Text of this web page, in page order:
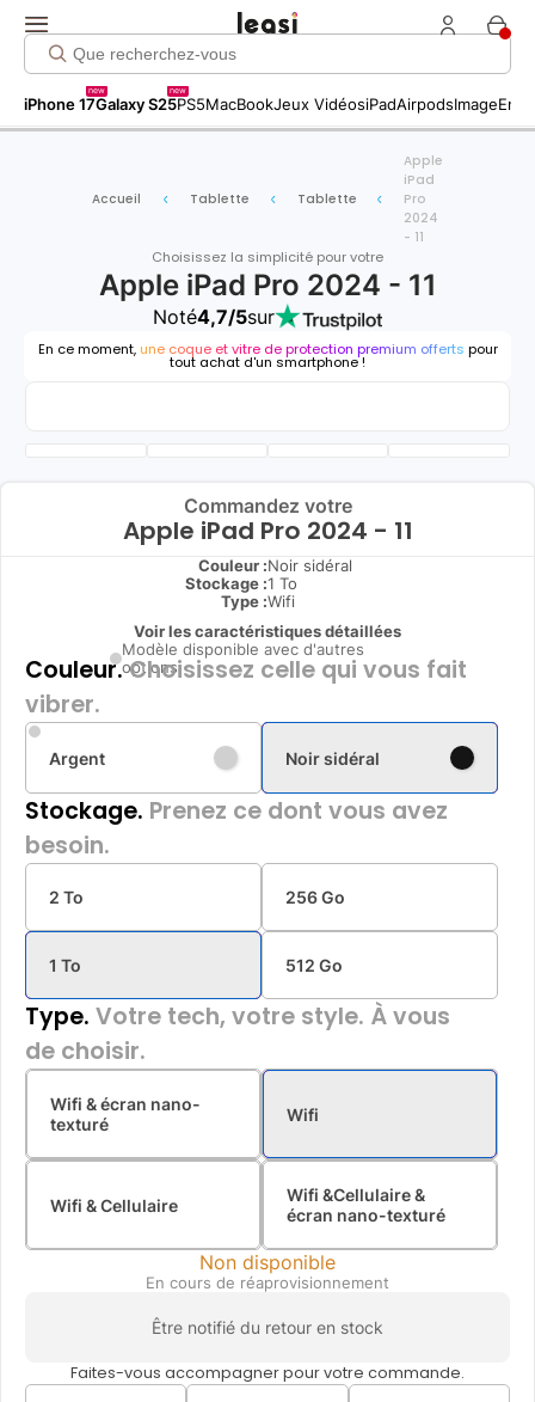
iPhone 17
new
Galaxy S25
new
PS5MacBookJeux VidéosiPadAirpodsImage
Accueil Tablette Tablette
Apple
iPad
Pro
2024
- 11
Choisissez la simplicité pour votre
Apple iPad Pro 2024 - 11
Noté4,7/5sur
En ce moment, une coque et vitre de protection premium offerts pour
tout achat d'un smartphone !
Commandez votre
Apple iPad Pro 2024 - 11
Couleur :Noir sidéral
Stockage :1 To
Type :Wifi
Voir les caractéristiques détaillées
Modèle disponible avec d'autres
options
Couleur.Choisissez celle qui vous fait
vibrer.
Argent Noir sidéral
Stockage. Prenez ce dont vous avez
besoin.
2 To 256 Go
1 To 512 Go
Type. Votre tech, votre style. À vous
de choisir.
Wifi & écran nano-
texturé
Wifi
Wifi & Cellulaire
Wifi &Cellulaire &
écran nano-texturé
Non disponible
En cours de réaprovisionnement
Être notifié du retour en stock
Faites-vous accompagner pour votre commande.